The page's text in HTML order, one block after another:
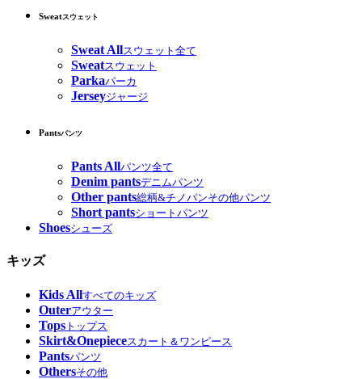
Sweatスウェット
Sweat Allスウェット全て
Sweatスウェット
Parkaパーカ
Jerseyジャージ
Pantsパンツ
Pants Allパンツ全て
Denim pantsデニムパンツ
Other pants総柄&チノパンその他パンツ
Short pantsショートパンツ
Shoesシューズ
キッズ
Kids Allすべてのキッズ
Outerアウター
Tops トップス
Skirt&Onepieceスカート＆ワンピース
Pantsパンツ
Othersその他